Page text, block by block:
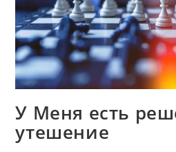
У Меня есть
утешение